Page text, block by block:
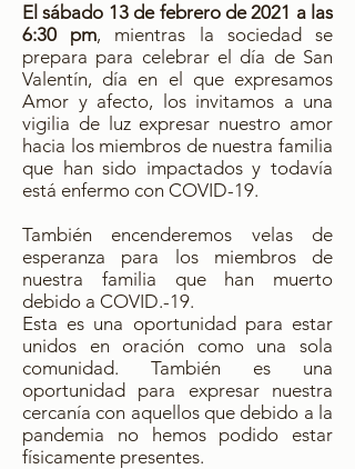
El sábado 13 de febrero de 2021 a las
6:30 pm, mientras la sociedad se
prepara para celebrar el día de San
Valentín, día en el que expresamos
Amor y afecto, los invitamos a una
vigilia de luz expresar nuestro amor
hacia los miembros de nuestra familia
que han sido impactados y todavía
está enfermo con COVID-19.
También encenderemos velas de
esperanza para los miembros de
nuestra familia que han muerto
debido a COVID.-19.
Esta es una oportunidad para estar
unidos en oración como una sola
comunidad. También es una
oportunidad para expresar nuestra
cercanía con aquellos que debido a la
pandemia no hemos podido estar
físicamente presentes.